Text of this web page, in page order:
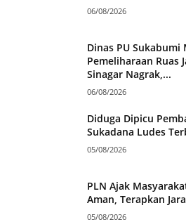
06/08/2026
Dinas PU Sukabumi
Pemeliharaan Ruas
Sinagar Nagrak,...
06/08/2026
Diduga Dipicu
Sukadana Ludes
05/08/2026
PLN Ajak
Aman, Terapkan
05/08/2026